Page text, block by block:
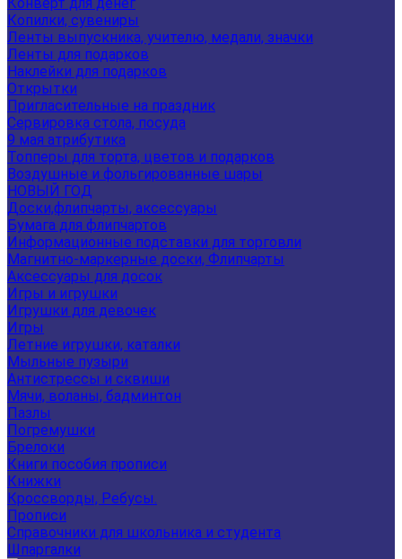
Копилки, сувениры
Ленты выпускника, учителю, медали, значки
Ленты для подарков
Наклейки для подарков
Открытки
Пригласительные на праздник
Сервировка стола, посуда
9 мая атрибутика
Топперы для торта, цветов и подарков
Воздушные и фольгированные шары
НОВЫЙ ГОД
Доски,флипчарты, аксессуары
Бумага для флипчартов
Информационные подставки для торговли
Магнитно-маркерные доски, Флипчарты
Аксессуары для досок
Игры и игрушки
Игрушки для девочек
Игры
Летние игрушки, каталки
Мыльные пузыри
Антистрессы и сквиши
Мячи, воланы, бадминтон
Пазлы
Погремушки
Брелоки
Книги пособия прописи
Книжки
Кроссворды, Ребусы.
Прописи
Справочники для школьника и студента
Шпаргалки